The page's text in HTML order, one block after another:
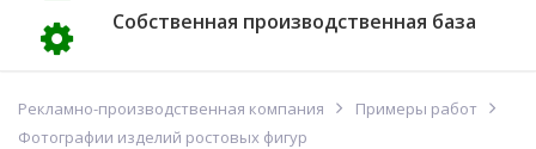
Собственная производственная база
Рекламно-производственная компания
Примеры работ
Фотографии изделий ростовых фигур